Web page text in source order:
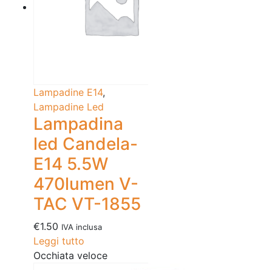
Lampadine E14,
Lampadine Led
Lampadina
led Candela-
E14 5.5W
470lumen V-
TAC VT-1855
€1.50 IVA inclusa
Leggi tutto
Occhiata veloce